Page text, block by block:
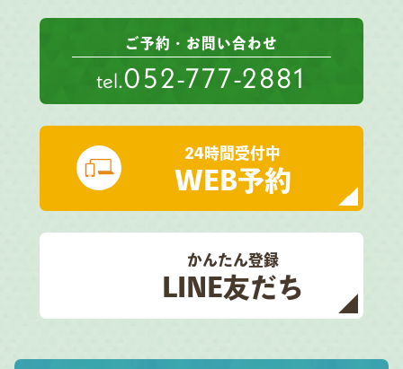
ご予約・お問い合わせ
tel.052-777-2881
24時間受付中
WEB予約
かんたん登録
LINE友だち